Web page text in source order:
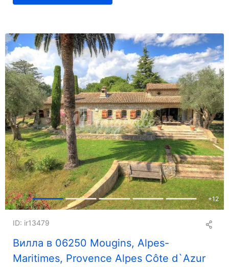
+12
Вилла в 06250 Mougins, Alpes-
Maritimes, Provence Alpes Côte d`Azur
ID: ir13479